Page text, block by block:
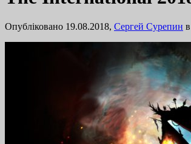
Опубліковано 19.08.2018, Сергей Сурепин в